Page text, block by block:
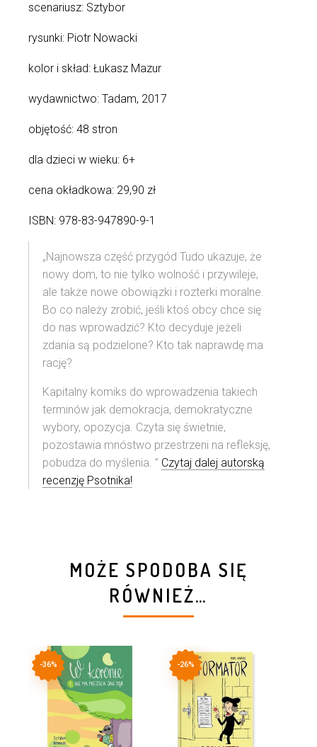
scenariusz: Sztybor
rysunki: Piotr Nowacki
kolor i skład: Łukasz Mazur
wydawnictwo: Tadam, 2017
objętość: 48 stron
dla dzieci w wieku: 6+
cena okładkowa: 29,90 zł
ISBN: 978-83-947890-9-1
„Najnowsza część przygód Tudo ukazuje, że
nowy dom, to nie tylko wolność i przywileje,
ale także nowe obowiązki i rozterki moralne.
Bo co należy zrobić, jeśli ktoś obcy chce się
do nas wprowadzić? Kto decyduje jeżeli
zdania są podzielone? Kto tak naprawdę ma
rację?
Kapitalny komiks do wprowadzenia takiech
terminów jak demokracja, demokratyczne
wybory, opozycja. Czyta się świetnie,
pozostawia mnóstwo przestrzeni na refleksję,
pobudza do myślenia. ” Czytaj dalej autorską
recenzję Psotnika!
MOŻE SPODOBA SIĘ
RÓWNIEŻ…
-36% -26%